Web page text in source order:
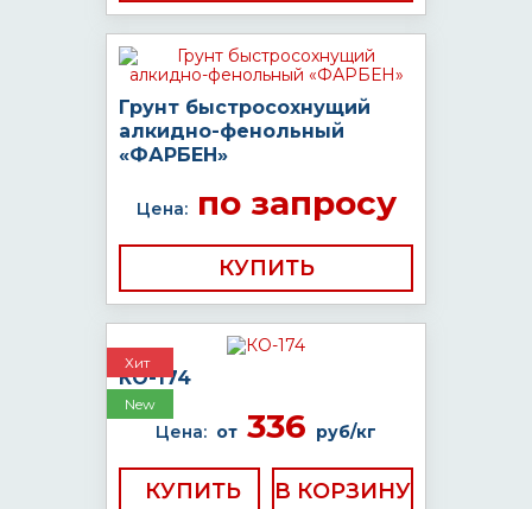
Грунт быстросохнущий
алкидно-фенольный
«ФАРБЕН»
Цена:по запросу
КУПИТЬ
Хит
New
КО-174
Цена: от 336 руб/кг
КУПИТЬ